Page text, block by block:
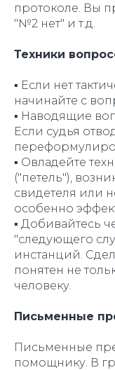
протоколе. Вы
"№2 нет" и т.д.
Техники
▪️ Если нет
начинайте с
▪️ Наводящие
Если судья
▪️ Овладейте
("петель"),
свидетеля или
особенно
▪️ Добивайтесь
"следующего
инстанций.
понятен не
человеку.
Письменные
Письменные
помощнику. В